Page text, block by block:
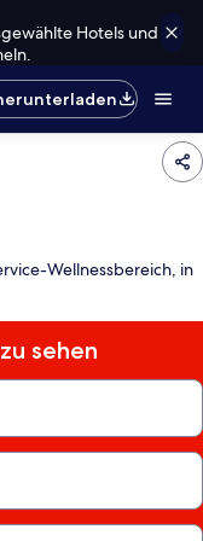
Hotels und
Wellnessbereich, in
sehen